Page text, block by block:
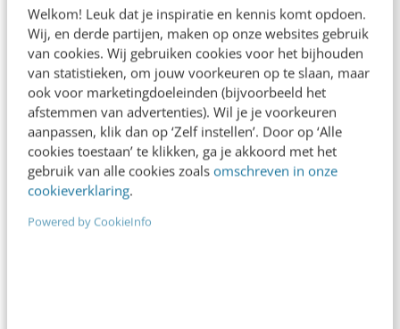
Welkom! Leuk dat je inspiratie en kennis komt opdoen.
Wij, en derde partijen, maken op onze websites gebruik
van cookies. Wij gebruiken cookies voor het bijhouden
van statistieken, om jouw voorkeuren op te slaan, maar
ook voor marketingdoeleinden (bijvoorbeeld het
afstemmen van advertenties). Wil je je voorkeuren
aanpassen, klik dan op ‘Zelf instellen’. Door op ‘Alle
cookies toestaan’ te klikken, ga je akkoord met het
gebruik van alle cookies zoals omschreven in onze
cookieverklaring.
Powered by CookieInfo
We bewandelen een pad dat onherroepelijk
naar de creatie van AGI leidt. Het is heel
belangrijk om te erkennen dat deze reis vol
uitdagingen zal zijn. Besef je goed dat het
vertrouwde concept van ‘huisje, boompje,
beestje’, waarin je verzekerd bent van een goed
betaalde baan, de komende jaren niet meer
vanzelfsprekend zal zijn.